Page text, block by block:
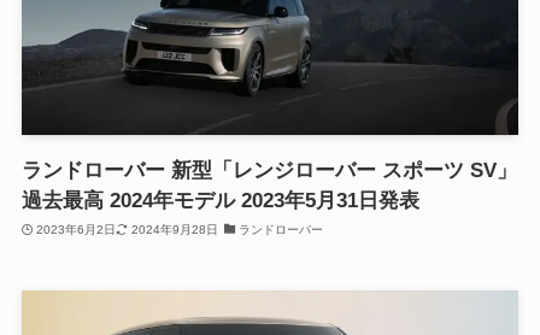
ランドローバー 新型「レンジローバー スポーツ SV」
過去最高 2024年モデル 2023年5月31日発表
2023年6月2日 2024年9月28日 ランドローバー